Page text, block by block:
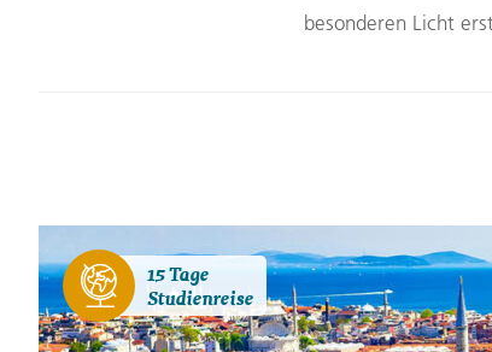
besonderen Licht
15 Tage
Studienreise